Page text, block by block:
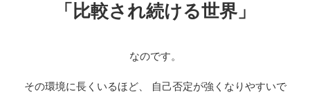
「比較され続ける世界」
なのです。
その環境に長くいるほど、 自己否定が強くなりやすいで